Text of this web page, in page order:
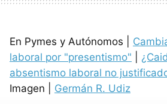
En Pymes y Autónomos |
laboral por "presentismo"
absentismo laboral no
Imagen | Germán R. Udiz